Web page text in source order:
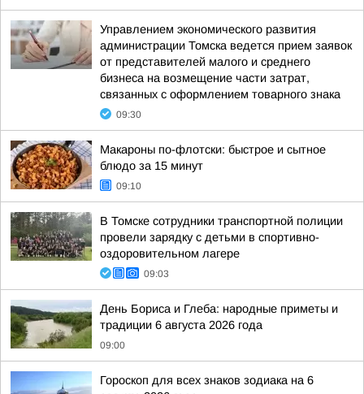
Управлением экономического развития
администрации Томска ведется прием заявок
от представителей малого и среднего
бизнеса на возмещение части затрат,
связанных с оформлением товарного знака
09:30
Макароны по-флотски: быстрое и сытное
блюдо за 15 минут
09:10
В Томске сотрудники транспортной полиции
провели зарядку с детьми в спортивно-
оздоровительном лагере
09:03
День Бориса и Глеба: народные приметы и
традиции 6 августа 2026 года
09:00
Гороскоп для всех знаков зодиака на 6